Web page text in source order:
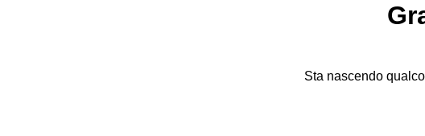
Sta nascendo